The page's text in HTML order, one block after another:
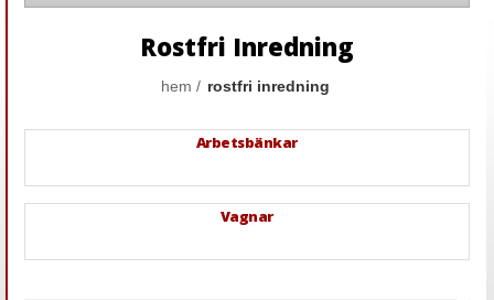
Rostfri Inredning
hem / rostfri inredning
Arbetsbänkar
Vagnar